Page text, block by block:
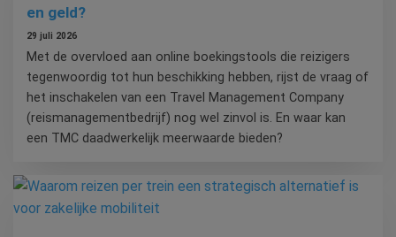
en geld?
29 juli 2026
Met de overvloed aan online boekingstools die reizigers
tegenwoordig tot hun beschikking hebben, rijst de vraag of
het inschakelen van een Travel Management Company
(reismanagementbedrijf) nog wel zinvol is. En waar kan
een TMC daadwerkelijk meerwaarde bieden?